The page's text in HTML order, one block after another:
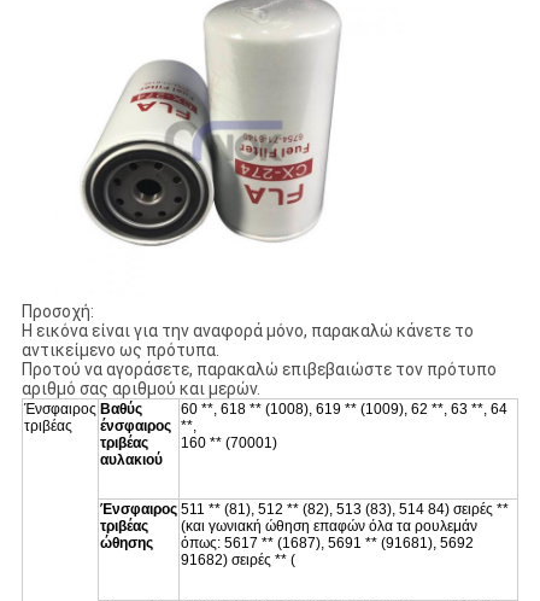
Προσοχή:
Η εικόνα είναι για την αναφορά μόνο, παρακαλώ κάνετε το
αντικείμενο ως πρότυπα.
Προτού να αγοράσετε, παρακαλώ επιβεβαιώστε τον πρότυπο
αριθμό σας αριθμού και μερών.
Ένσφαιρος
τριβέας
Βαθύς
ένσφαιρος
τριβέας
αυλακιού
60 **, 618 ** (1008), 619 ** (1009), 62 **, 63 **, 64
**,
160 ** (70001)
Ένσφαιρος
τριβέας
ώθησης
511 ** (81), 512 ** (82), 513 (83), 514 84) σειρές **
(και γωνιακή ώθηση επαφών όλα τα ρουλεμάν
όπως: 5617 ** (1687), 5691 ** (91681), 5692
91682) σειρές ** (